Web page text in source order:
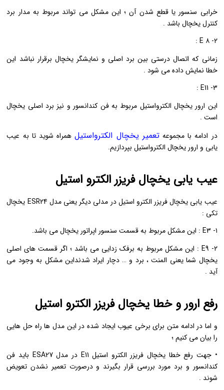
خرابی سنسور یا قطع شدن آن ؛ این مشکل می تواند مربوط به مدار برد
کنترل یخچال باشد .
۲- ۸ E :
زمانی که اتصال درستی بین برد اصلی و نمایشگر یخچال برقرار نباشد این
خطا نمایش داده می شود .
۳- E11 :
این ارور یخچال الکترواستیل مربوط به فن کندانسور و نیز برد اصلی یخچال
است .
در ادامه با مجموعهتعمیر یخچال الکترواستیلهمراه شوید تا به عیب
یابی و ارور یخچال الکترواستیل بپردازیم.
عیب یابی یخچال فریزر الکترو استیل
عیب یابی یخچال فریزر الکترو استیل در مدلی دیگر یعنی مدل ESR24 یخچال
تکی :
۱- E3 : این مشکل مربوط به قسمت سنسور اپراتور یخچال می باشد.
۲- E9 : این مشکل مربوط به برفک زدایی می باشد ؛ اگر قسمت های اصلی
یخچال شما یعنی المنت ، برد و … دچار ایراد شدنداین مشکل به وجود می
آید .
رفع ارور و خطا یخچال فریزر الکترو استیل
و اما در ادامه متن برای برخی عیوب ایجاد شده در این مدل ها راه حل هایی
را بیان می کنیم ؛
• جهت رفع خطا یخچال فریزر الکترو استیل E11 در مدل ESA27 باید فن
کندانسور و برد مورد بررسی قرار بگیرند و درصورت تعمیر نشدن تعویض
شوند .